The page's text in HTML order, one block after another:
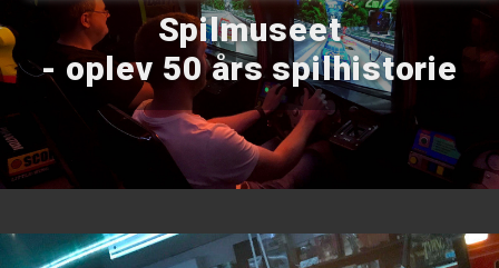
Spilmuseet
- oplev 50 års spilhistorie